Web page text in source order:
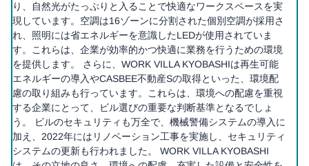
り、自然光がたっぷりと入ることで快適なワークスペースを実
現しています。空調は16ゾーンに分割された個別空調が採用さ
れ、照明には省エネルギーを意識したLEDが使用されていま
す。これらは、企業が効率的かつ快適に業務を行うための環境
を提供します。 さらに、WORK VILLA KYOBASHIは再生可能
エネルギーの導入やCASBEE不動産Sの取得といった、環境配
慮の取り組みも行っています。これらは、環境への配慮を重視
する企業にとって、ビル選びの重要な判断基準となるでしょ
う。 ビルのセキュリティも万全で、機械警備システムの導入に
加え、2022年にはリノベーション工事を実施し、セキュリティ
システムの更新も行われました。 WORK VILLA KYOBASHI